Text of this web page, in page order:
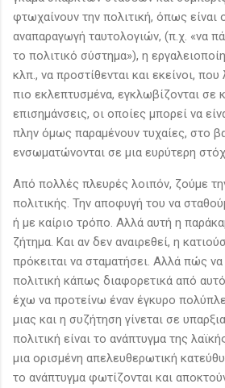
φτωχαίνουν την πολιτική, όπως είναι
αναπαραγωγή ταυτολογιών, (π.χ. «να
το πολιτικό σύστημα»), η
κλπ., να προστίθενται και εκείνοι,
πιο εκλεπτυσμένα, εγκλωβίζονται σε
επισημάνσεις, οι οποίες μπορεί να
πλην όμως παραμένουν τυχαίες, στο
ενσωματώνονται σε μια ευρύτερη
Από πολλές πλευρές λοιπόν, ζούμε
πολιτικής. Την αποφυγή του να
ή με καίριο τρόπο. Αλλά αυτή η
ζήτημα. Και αν δεν αναιρεθεί, η
πρόκειται να σταματήσει. Αλλά πώς
πολιτική κάπως διαφορετικά από
έχω να προτείνω έναν έγκυρο
μιας και η συζήτηση γίνεται σε
πολιτική είναι το ανάπτυγμα της
μια ορισμένη απελευθερωτική
το ανάπτυγμα φωτίζονται και